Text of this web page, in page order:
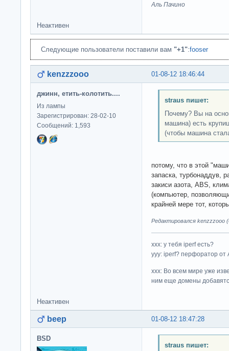
Аль Пачино
Неактивен
Следующие пользователи поставили вам "+1":fooser
01-08-12 18:46:44
kenzzzooo
джинн, етить-колотить....
Из лампы
Зарегистрирован: 28-02-10
Сообщений: 1,593
straus пишет:
Почему? Вы на
машина) есть
(чтобы машина
потому, что в этой
запаска, турбонаддув,
закиси азота, ABS,
(компьютер,
крайней мере тот,
Редактировался kenzzzooo
ххх: у тебя iperf есть?
yyy: iperf? перфоратор от
xxx: Во всем мире уже
ним еще домены
Неактивен
01-08-12 18:47:28
beep
BSD
straus пишет: